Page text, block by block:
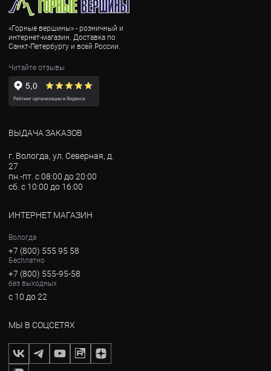
«Горные вершины» - розничный и
интернет-магазин. Доставка по
Санкт-Петербургу и всей России.
Читайте отзывы
ВЫДАЧА ЗАКАЗОВ
г. Вологда, ул. Северная, д.
27
пн.-пт. с 08:00 до 20:00
сб. с 10:00 до 16:00
ИНТЕРНЕТ МАГАЗИН
Вологда
+7 (800) 555 95 58
Бесплатно
+7 (800) 555-95-58
без выходных
с 10 до 22
МЫ В СОЦСЕТЯХ